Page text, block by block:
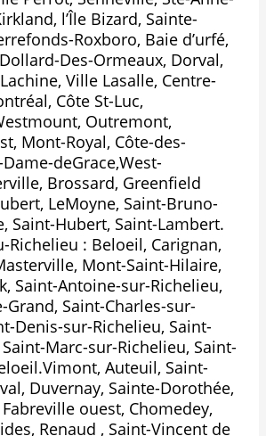
l’Île Bizard, Sainte-
Roxboro, Baie d’urfé,
Des-Ormeaux, Dorval,
Ville Lasalle, Centre-
Côte St-Luc,
Outremont,
Mont-Royal, Côte-des-
deGrace,West-
Brossard, Greenfield
LeMoyne, Saint-Bruno-
Saint-Hubert, Saint-Lambert.
Richelieu : Beloeil, Carignan,
Mont-Saint-Hilaire,
Saint-Antoine-sur-Richelieu,
Grand, Saint-Charles-sur-
Denis-sur-Richelieu, Saint-
Marc-sur-Richelieu, Saint-
Auteuil, Saint-
Duvernay, Sainte-Dorothée,
ouest, Chomedey,
Renaud , Saint-Vincent de